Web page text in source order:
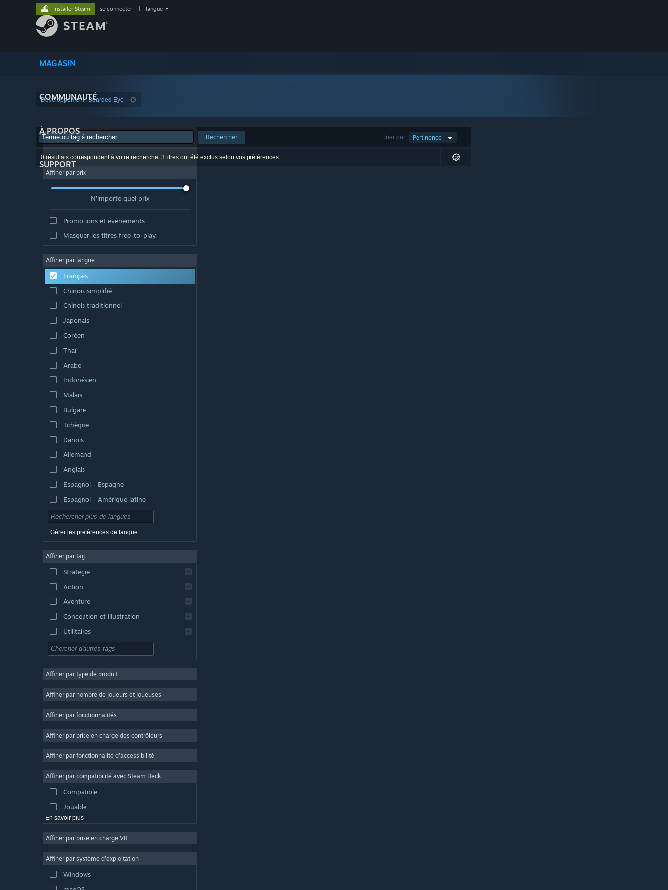
MAGASIN
COMMUNAUTÉ
À PROPOS
SUPPORT
Installer Steam se connecter langue
Développement : Bearded Eye
Trier par Pertinence
Rechercher
0 résultats correspondent à votre recherche. 3 titres ont été exclus selon vos préférences.
Affiner par prix
N'importe quel prix
Promotions et évènements
Masquer les titres free-to-play
Affiner par langue
Français
Chinois simplifié
Chinois traditionnel
Japonais
Coréen
Thaï
Arabe
Indonésien
Malais
Bulgare
Tchèque
Danois
Allemand
Anglais
Espagnol - Espagne
Espagnol - Amérique latine
Gérer les préférences de langue
Affiner par tag
Stratégie
Action
Aventure
Conception et illustration
Utilitaires
Free-to-play
Massivement multijoueur
Indépendant
Casual
Simulation
Production vidéo
Retouche photo
Affiner par type de produit
Affiner par nombre de joueurs et joueuses
Affiner par fonctionnalités
Affiner par prise en charge des contrôleurs
Affiner par fonctionnalité d'accessibilité
Affiner par compatibilité avec Steam Deck
Compatible
Jouable
En savoir plus
Affiner par prise en charge VR
Affiner par système d'exploitation
Windows